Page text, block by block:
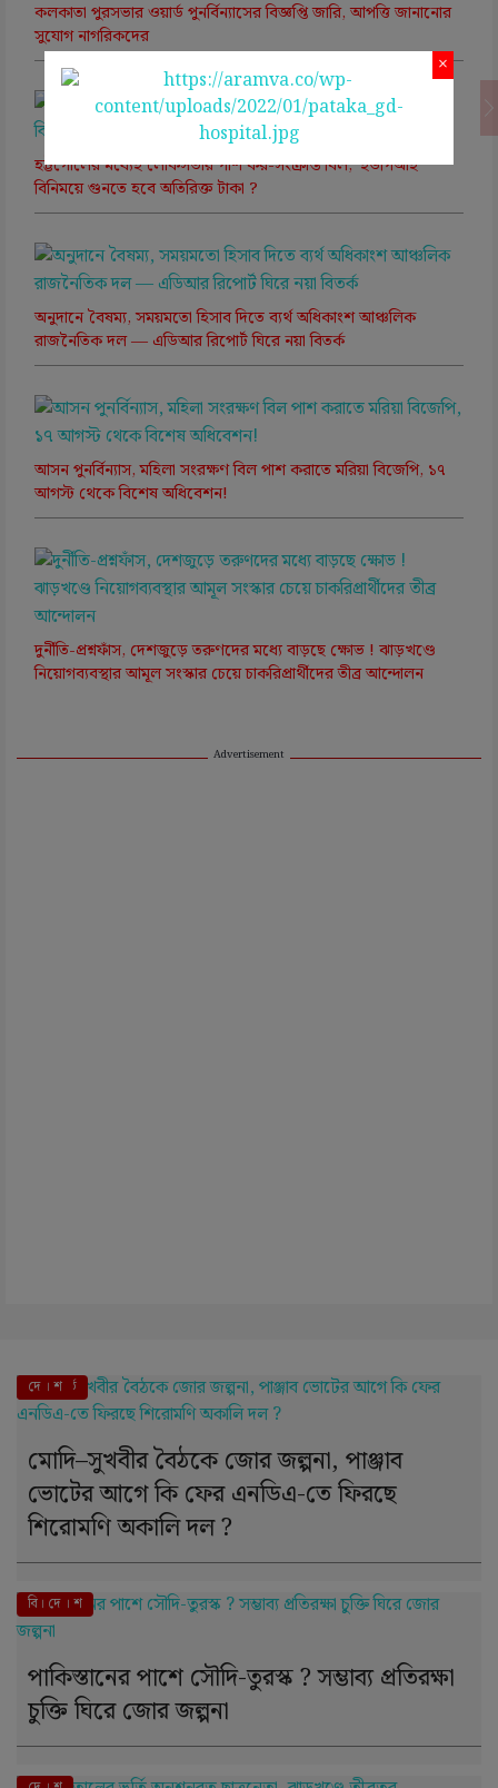
কলকাতা পুরসভার ওয়ার্ড পুনর্বিন্যাসের বিজ্ঞপ্তি জারি, আপত্তি জানানোর
সুযোগ নাগরিকদের
হট্টগোলের মধ্যেই লোকসভায় পাশ কর-সংক্রান্ত বিল, ‘ইউপিআই’
বিনিময়ে গুনতে হবে অতিরিক্ত টাকা ?
অনুদানে বৈষম্য, সময়মতো হিসাব দিতে ব্যর্থ অধিকাংশ আঞ্চলিক
রাজনৈতিক দল — এডিআর রিপোর্ট ঘিরে নয়া বিতর্ক
আসন পুনর্বিন্যাস, মহিলা সংরক্ষণ বিল পাশ করাতে মরিয়া বিজেপি, ১৭
আগস্ট থেকে বিশেষ অধিবেশন!
দুর্নীতি-প্রশ্নফাঁস, দেশজুড়ে তরুণদের মধ্যে বাড়ছে ক্ষোভ ! ঝাড়খণ্ডে
নিয়োগব্যবস্থার আমূল সংস্কার চেয়ে চাকরিপ্রার্থীদের তীব্র আন্দোলন
Advertisement
এই মুহূর্তে
দে । শ
মোদি–সুখবীর বৈঠকে জোর জল্পনা, পাঞ্জাব
ভোটের আগে কি ফের এনডিএ-তে ফিরছে
শিরোমণি অকালি দল ?
বি। দে । শ
পাকিস্তানের পাশে সৌদি-তুরস্ক ? সম্ভাব্য প্রতিরক্ষা
চুক্তি ঘিরে জোর জল্পনা
×